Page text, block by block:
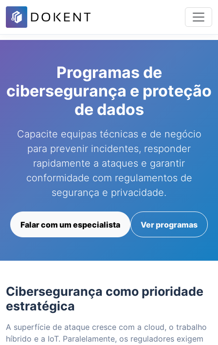
Programas de
cibersegurança e proteção
de dados
Capacite equipas técnicas e de negócio
para prevenir incidentes, responder
rapidamente a ataques e garantir
conformidade com regulamentos de
segurança e privacidade.
Falar com um especialista Ver programas
Cibersegurança como prioridade
estratégica
A superfície de ataque cresce com a cloud, o trabalho
híbrido e a IoT. Paralelamente, os reguladores exigem